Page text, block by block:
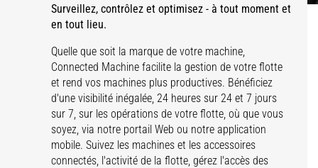
Surveillez, contrôlez et optimisez - à tout moment et
en tout lieu.
Quelle que soit la marque de votre machine,
Connected Machine facilite la gestion de votre flotte
et rend vos machines plus productives. Bénéficiez
d'une visibilité inégalée, 24 heures sur 24 et 7 jours
sur 7, sur les opérations de votre flotte, où que vous
soyez, via notre portail Web ou notre application
mobile. Suivez les machines et les accessoires
connectés, l'activité de la flotte, gérez l'accès des